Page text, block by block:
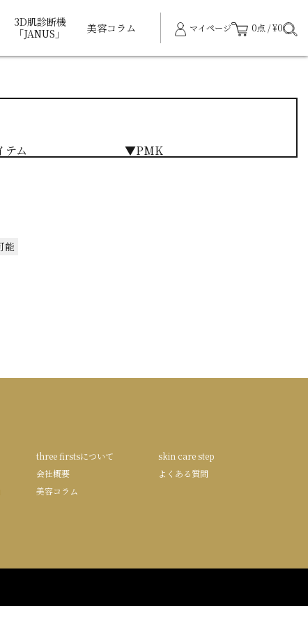
3D肌診断機
「JANUS」
美容コラム マイページ 0点 / ¥0
ム ▼PMK
能
three firstsについて
skin care step
会社概要
よくある質問
美容コラム